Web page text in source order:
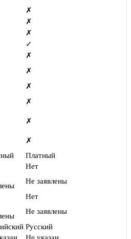
✗
✗
✗
✓
✗
✗
✗
✗
✗
✗
Платный
Нет
Не заявлены
Нет
Не заявлены
Русский